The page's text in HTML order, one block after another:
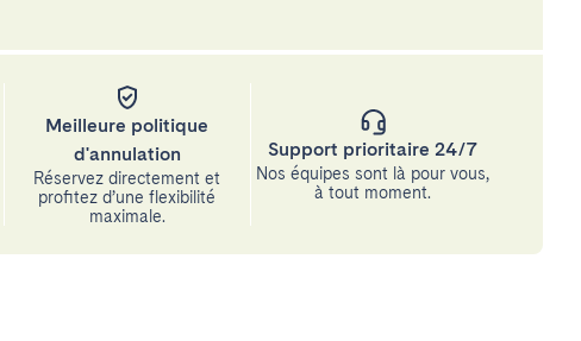
Meilleure politique
d'annulation
Réservez directement et
profitez d’une flexibilité
maximale.
Support prioritaire 24/7
Nos équipes sont là pour vous,
à tout moment.